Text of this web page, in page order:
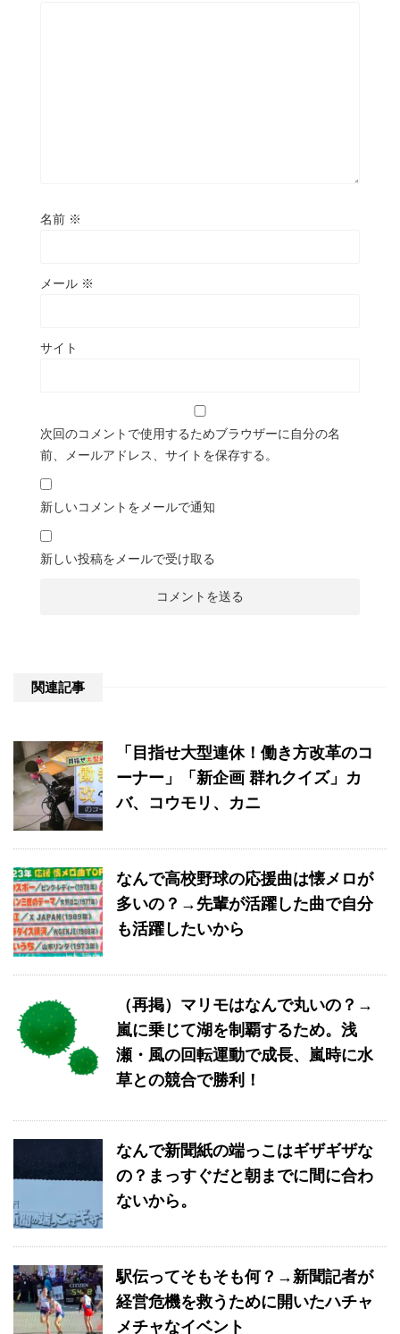
名前 ※
メール ※
サイト
次回のコメントで使用するためブラウザーに自分の名
前、メールアドレス、サイトを保存する。
新しいコメントをメールで通知
新しい投稿をメールで受け取る
関連記事
「目指せ大型連休！働き方改革のコ
ーナー」「新企画 群れクイズ」カ
バ、コウモリ、カニ
なんで高校野球の応援曲は懐メロが
多いの？→先輩が活躍した曲で自分
も活躍したいから
（再掲）マリモはなんで丸いの？→
嵐に乗じて湖を制覇するため。浅
瀬・風の回転運動で成長、嵐時に水
草との競合で勝利！
なんで新聞紙の端っこはギザギザな
の？まっすぐだと朝までに間に合わ
ないから。
駅伝ってそもそも何？→新聞記者が
経営危機を救うために開いたハチャ
メチャなイベント